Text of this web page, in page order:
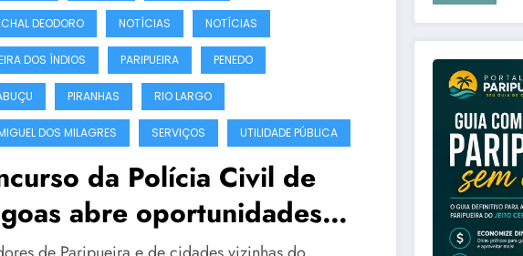
DEODORO NOTÍCIAS NOTÍCIAS
DOS ÍNDIOS PARIPUEIRA PENEDO
PIRANHAS RIO LARGO
DOS MILAGRES SERVIÇOS UTILIDADE PÚBLICA
da Polícia Civil de
abre oportunidades